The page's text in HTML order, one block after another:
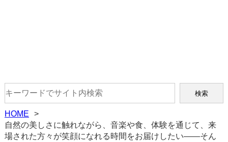
HOME
自然の美しさに触れながら、音楽や食、体験を通じて、来
場された方々が笑顔になれる時間をお届けしたい――そん